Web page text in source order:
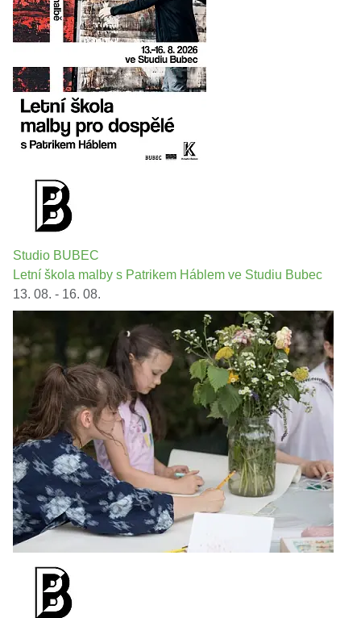
Studio BUBEC
Letní škola malby s Patrikem Háblem ve Studiu Bubec
13. 08. - 16. 08.